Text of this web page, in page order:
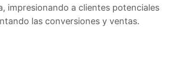
impresionando a clientes potenciales
las conversiones y ventas.